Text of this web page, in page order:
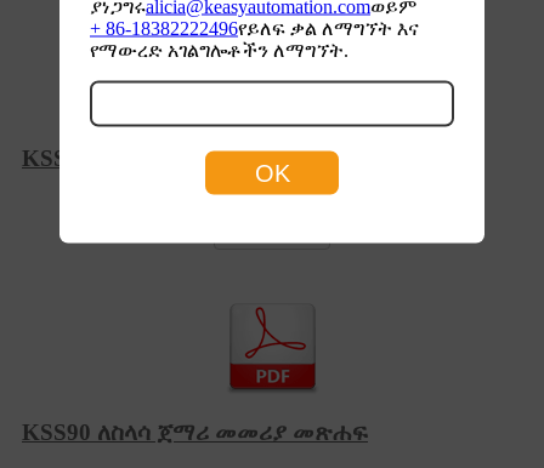
KSS90 ለስላሳ ማስጀመሪያ ካታሎግ
KSS90 ለስላሳ ጀማሪ መመሪያ መጽሐፍ
ያነጋግሩalicia@keasyautomation.comወይም
+ 86-18382222496የይለፍ ቃል ለማግኘት እና
የማውረድ አገልግሎቶችን ለማግኘት.